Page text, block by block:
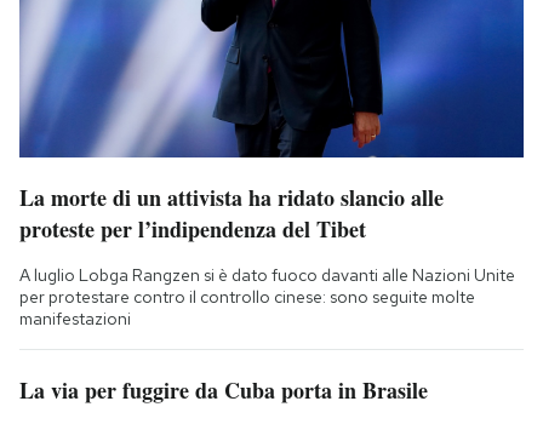
La morte di un attivista ha ridato slancio alle
proteste per l’indipendenza del Tibet
A luglio Lobga Rangzen si è dato fuoco davanti alle Nazioni Unite
per protestare contro il controllo cinese: sono seguite molte
manifestazioni
La via per fuggire da Cuba porta in Brasile